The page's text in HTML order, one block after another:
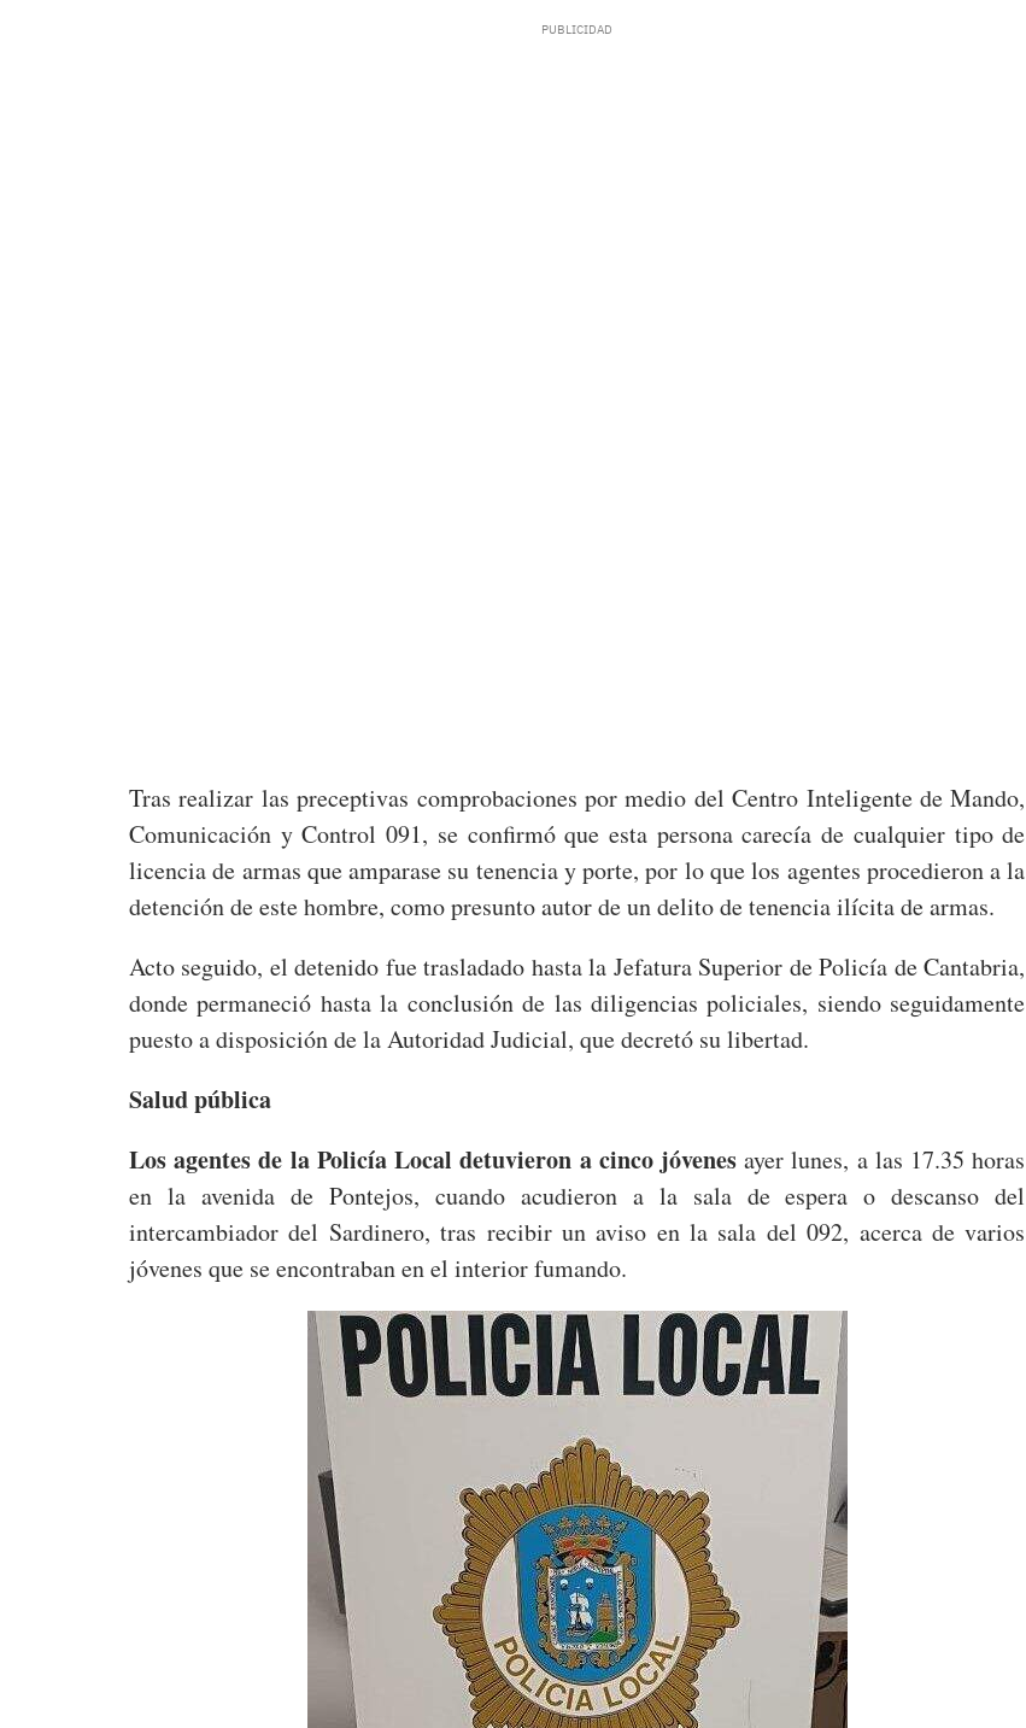
Tras realizar las preceptivas comprobaciones por medio del Centro Inteligente de Mando,
Comunicación y Control 091, se confirmó que esta persona carecía de cualquier tipo de
licencia de armas que amparase su tenencia y porte, por lo que los agentes procedieron a la
detención de este hombre, como presunto autor de un delito de tenencia ilícita de armas.
Acto seguido, el detenido fue trasladado hasta la Jefatura Superior de Policía de Cantabria,
donde permaneció hasta la conclusión de las diligencias policiales, siendo seguidamente
puesto a disposición de la Autoridad Judicial, que decretó su libertad.
Salud pública
Los agentes de la Policía Local detuvieron a cinco jóvenesayer lunes, a las 17.35 horas
en la avenida de Pontejos, cuando acudieron a la sala de espera o descanso del
intercambiador del Sardinero, tras recibir un aviso en la sala del 092, acerca de varios
jóvenes que se encontraban en el interior fumando.